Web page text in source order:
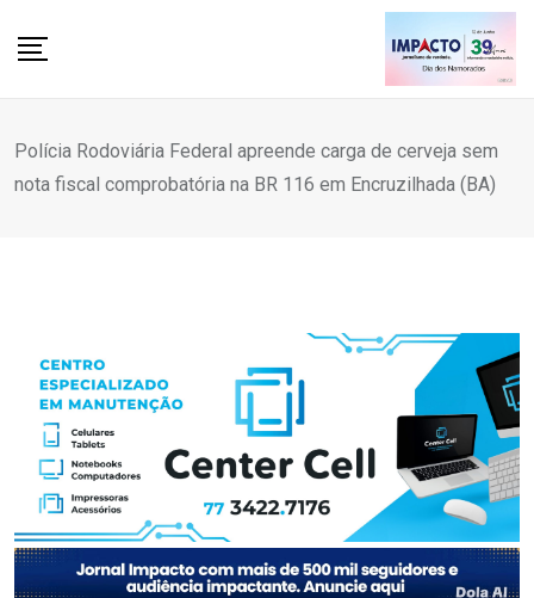
Polícia Rodoviária Federal apreende carga de cerveja sem
nota fiscal comprobatória na BR 116 em Encruzilhada (BA)